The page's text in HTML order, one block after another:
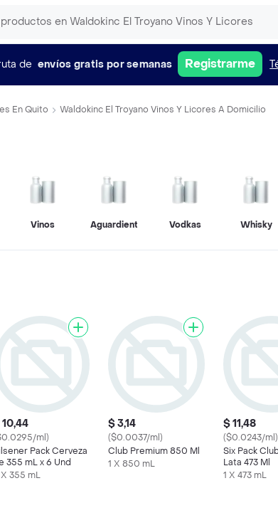
de envíos gratis por semanas Registrarme
En Quito Waldokinc El Troyano Vinos Y Licores A Domicilio
Vinos Aguardientes Vodkas Whisky
ml)
Pack Cerveza
355 mL x 6 Und
355 mL
$ 3,14
($0.0037/ml)
Club Premium 850 Ml
1 X 850 mL
$ 11,48
($0.0243/ml)
Six Pack
Lata 473 Ml
1 X 473 mL